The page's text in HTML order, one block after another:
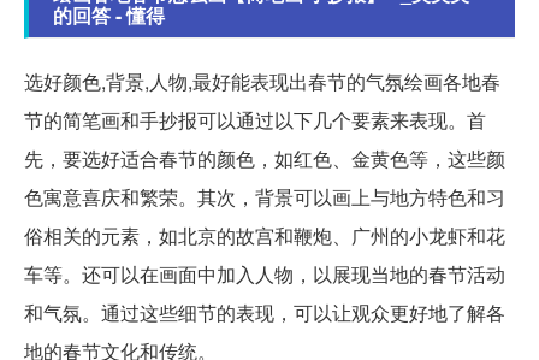
的回答 - 懂得
选好颜色,背景,人物,最好能表现出春节的气氛绘画各地春
节的简笔画和手抄报可以通过以下几个要素来表现。首
先，要选好适合春节的颜色，如红色、金黄色等，这些颜
色寓意喜庆和繁荣。其次，背景可以画上与地方特色和习
俗相关的元素，如北京的故宫和鞭炮、广州的小龙虾和花
车等。还可以在画面中加入人物，以展现当地的春节活动
和气氛。通过这些细节的表现，可以让观众更好地了解各
地的春节文化和传统。